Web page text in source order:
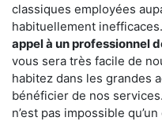
classiques employées
habituellement
appel à un professionnel
vous sera très facile de
habitez dans les grandes
bénéficier de nos
n’est pas impossible